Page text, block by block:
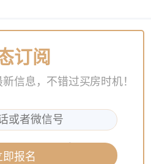
订阅
信息，不错过买房时机！
即报名